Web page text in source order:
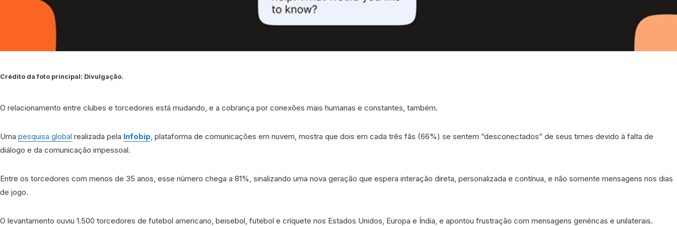
Crédito da foto principal: Divulgação.
O relacionamento entre clubes e torcedores está mudando, e a cobrança por conexões mais humanas e constantes, também.
Uma pesquisa global realizada pela Infobip, plataforma de comunicações em nuvem, mostra que dois em cada três fãs (66%) se sentem “desconectados” de seus times devido à falta de
diálogo e da comunicação impessoal.
Entre os torcedores com menos de 35 anos, esse número chega a 81%, sinalizando uma nova geração que espera interação direta, personalizada e contínua, e não somente mensagens nos dias
de jogo.
O levantamento ouviu 1.500 torcedores de futebol americano, beisebol, futebol e críquete nos Estados Unidos, Europa e Índia, e apontou frustração com mensagens genéricas e unilaterais.